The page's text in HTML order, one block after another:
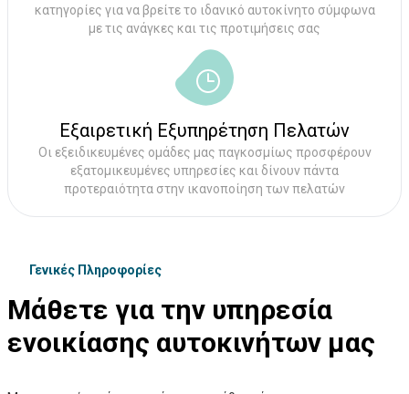
κατηγορίες για να βρείτε το ιδανικό αυτοκίνητο σύμφωνα
με τις ανάγκες και τις προτιμήσεις σας
Εξαιρετική Εξυπηρέτηση Πελατών
Οι εξειδικευμένες ομάδες μας παγκοσμίως προσφέρουν
εξατομικευμένες υπηρεσίες και δίνουν πάντα
προτεραιότητα στην ικανοποίηση των πελατών
Γενικές Πληροφορίες
Μάθετε για την υπηρεσία
ενοικίασης αυτοκινήτων μας